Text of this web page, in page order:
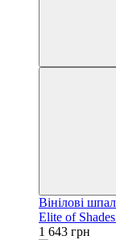
Вінілові
Elite of
1 643 грн